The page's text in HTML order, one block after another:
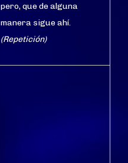
pero, que de alguna
manera sigue ahí.
(Repetición)